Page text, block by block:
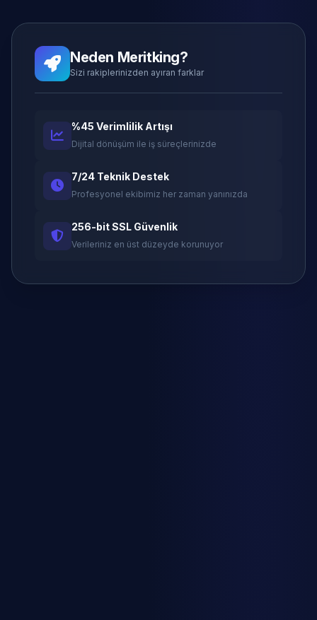
Neden Meritking?
Sizi rakiplerinizden ayıran farklar
%45 Verimlilik Artışı
Dijital dönüşüm ile iş süreçlerinizde
7/24 Teknik Destek
Profesyonel ekibimiz her zaman yanınızda
256-bit SSL Güvenlik
Verileriniz en üst düzeyde korunuyor